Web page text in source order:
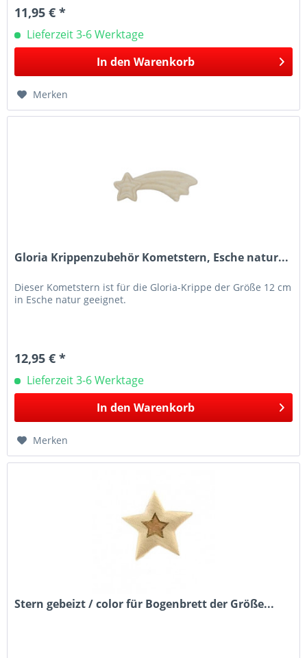
11,95 € *
Lieferzeit 3-6 Werktage
In den Warenkorb
Merken
Gloria Krippenzubehör Kometstern, Esche natur...
Dieser Kometstern ist für die Gloria-Krippe der Größe 12 cm
in Esche natur geeignet.
12,95 € *
Lieferzeit 3-6 Werktage
In den Warenkorb
Merken
Stern gebeizt / color für Bogenbrett der Größe...